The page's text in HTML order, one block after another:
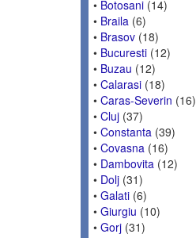
• Botosani (14)
• Braila (6)
• Brasov (18)
• Bucuresti (12)
• Buzau (12)
• Calarasi (18)
• Caras-Severin (16)
• Cluj (37)
• Constanta (39)
• Covasna (16)
• Dambovita (12)
• Dolj (31)
• Galati (6)
• Giurgiu (10)
• Gorj (31)